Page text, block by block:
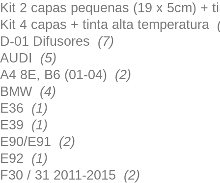
Kit 2 capas pequenas (19 x 5cm) +
Kit 4 capas + tinta alta temperatura
D-01 Difusores (7)
AUDI (5)
A4 8E, B6 (01-04) (2)
BMW (4)
E36 (1)
E39 (1)
E90/E91 (2)
E92 (1)
F30 / 31 2011-2015 (2)